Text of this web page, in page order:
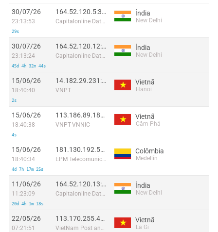
30/07/26
23:13:53
29s
164.52.120.5:3424
Capitalonline Data Service (HK) Co
Índia
New Delhi
30/07/26
23:13:24
45d 4h 32m 44s
164.52.120.12:9595
Capitalonline Data Service (HK) Co
Índia
New Delhi
15/06/26
18:40:40
2s
14.182.29.231:60442
VNPT
Vietnã
Hanoi
15/06/26
18:40:38
4s
113.186.89.181:57473
VNPT-VNNIC
Vietnã
Cẩm Phả
15/06/26
18:40:34
4d 7h 17m 25s
181.130.192.50:56496
EPM Telecomunicaciones S.A. E.S.P.
Colômbia
Medellín
11/06/26
11:23:09
20d 4h 1m 18s
164.52.120.13:55164
Capitalonline Data Service (HK) Co
Índia
New Delhi
22/05/26
07:21:51
113.170.255.41:36747
VietNam Post and Telecom Corporation
Vietnã
La Gi